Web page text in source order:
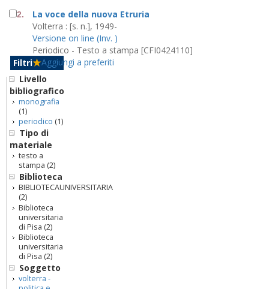
2.
La voce della nuova Etruria
Volterra : [s. n.], 1949-
Versione on line (Inv. )
Periodico - Testo a stampa [CFI0424110]
Aggiungi a preferiti
Filtri
Livello
bibliografico
monografia
(1)
periodico (1)
Tipo di
materiale
testo a
stampa (2)
Biblioteca
BIBLIOTECAUNIVERSITARIA
(2)
Biblioteca
universitaria
di Pisa (2)
Biblioteca
universitaria
di Pisa (2)
Soggetto
volterra -